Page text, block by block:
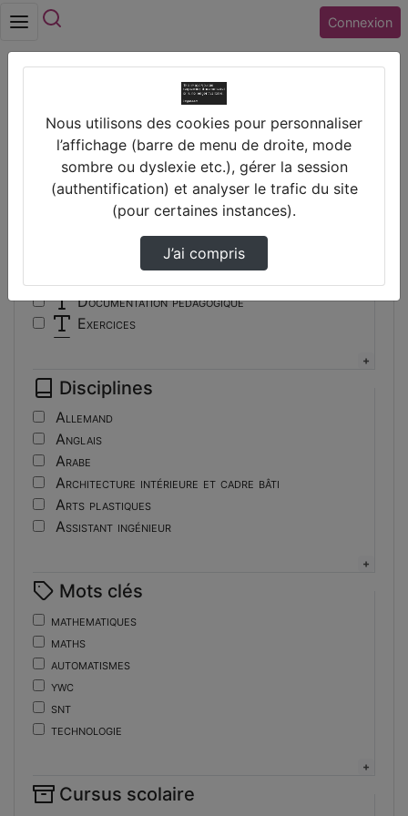
Connexion
Vidéos
Filtres
Types
Autre
Conférence
Documentation pédagogique
Exercices
Travaux d'élèves/étudiants
Tutoriel
Disciplines
Allemand
Anglais
Arabe
Architecture intérieure et cadre bâti
Arts plastiques
Assistant ingénieur
Boulangerie
Braille
Bureautique
Céramique industrielle
Chinois
Cinéma et photographie
Coiffure
Construction et réparation en carrosserie
Mots clés
mathematiques
maths
automatismes
ywc
snt
technologie
fonctions-lp
Cursus scolaire
Nous utilisons des cookies pour personnaliser
l’affichage (barre de menu de droite, mode
sombre ou dyslexie etc.), gérer la session
(authentification) et analyser le trafic du site
(pour certaines instances).
J’ai compris